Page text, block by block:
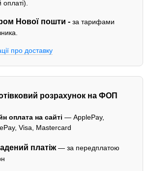
оплаті).
Нової пошти -за тарифами
про доставку
розрахунок на ФОП
оплата на сайті — ApplePay,
Visa, Mastercard
платіж— за передплатою